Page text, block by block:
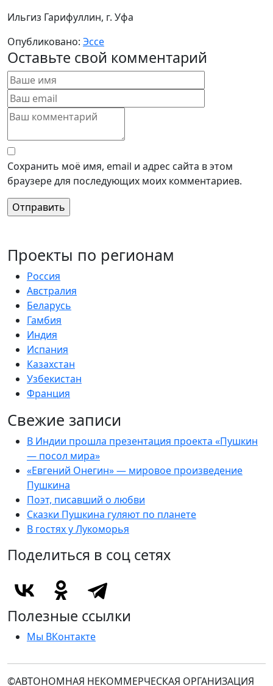
Ильгиз Гарифуллин, г. Уфа
Опубликовано: Эссе
Оставьте свой комментарий
Сохранить моё имя, email и адрес сайта в этом
браузере для последующих моих комментариев.
Проекты по регионам
Россия
Австралия
Беларусь
Гамбия
Индия
Испания
Казахстан
Узбекистан
Франция
Свежие записи
В Индии прошла презентация проекта «Пушкин
— посол мира»
«Евгений Онегин» — мировое произведение
Пушкина
Поэт, писавший о любви
Сказки Пушкина гуляют по планете
В гостях у Лукоморья
Поделиться в соц сетях
Полезные ссылки
Мы ВКонтакте
©АВТОНОМНАЯ НЕКОММЕРЧЕСКАЯ ОРГАНИЗАЦИЯ